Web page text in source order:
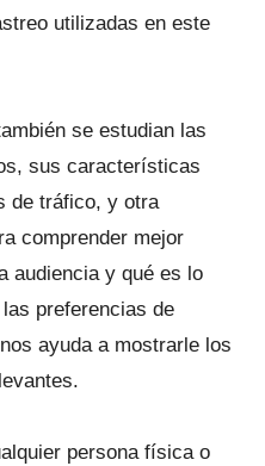
utilizadas en este
se estudian las
sus características
de tráfico, y otra
comprender mejor
audiencia y qué es lo
preferencias de
ayuda a mostrarle los
persona física o